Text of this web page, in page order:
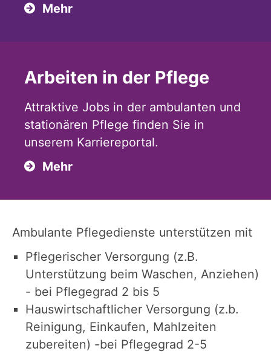
Mehr
Arbeiten in der Pflege
Attraktive Jobs in der ambulanten und
stationären Pflege finden Sie in
unserem Karriereportal.
Mehr
Ambulante Pflegedienste unterstützen mit
Pflegerischer Versorgung (z.B.
Unterstützung beim Waschen, Anziehen)
- bei Pflegegrad 2 bis 5
Hauswirtschaftlicher Versorgung (z.b.
Reinigung, Einkaufen, Mahlzeiten
zubereiten) -bei Pflegegrad 2-5